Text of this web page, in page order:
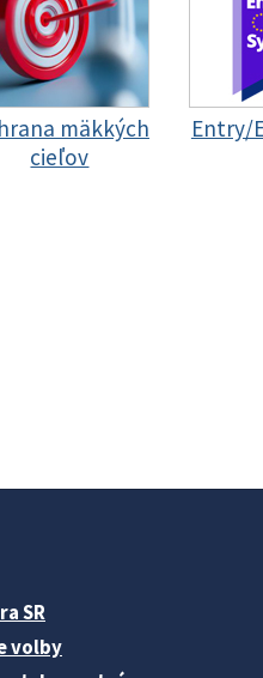
mäkkých
cieľov
Entry/
SR
volby